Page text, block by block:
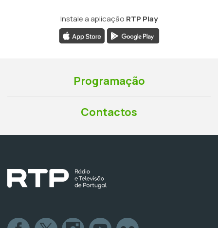
Instale a aplicação RTP Play
Programação
Contactos